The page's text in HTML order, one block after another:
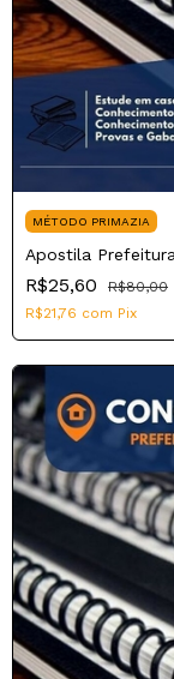
MÉTODO PRIMAZIA
Apostila
R$25,60
R$80,00
R$21,76 com Pix